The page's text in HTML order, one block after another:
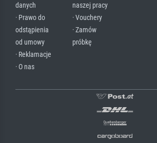
danych
· Prawo do
odstąpienia
od umowy
· Reklamacje
· O nas
naszej pracy
· Vouchery
· Zamów
próbkę